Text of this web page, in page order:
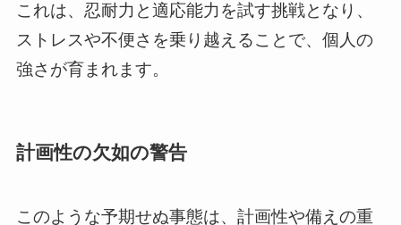
これは、忍耐力と適応能力を試す挑戦となり、
ストレスや不便さを乗り越えることで、個人の
強さが育まれます。
計画性の欠如の警告
このような予期せぬ事態は、計画性や備えの重